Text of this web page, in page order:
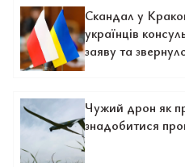
Скандал у
українців
заяву та
Чужий дрон як
знадобитися